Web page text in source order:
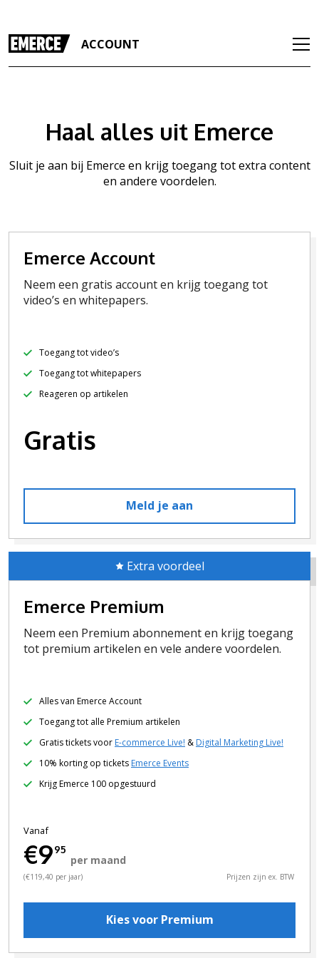
ACCOUNT
Haal alles uit Emerce
Sluit je aan bij Emerce en krijg toegang tot extra content
en andere voordelen.
Emerce Account
Neem een gratis account en krijg toegang tot
video’s en whitepapers.
Toegang tot video’s
Toegang tot whitepapers
Reageren op artikelen
Gratis
Meld je aan
Extra voordeel
Emerce Premium
Neem een Premium abonnement en krijg toegang
tot premium artikelen en vele andere voordelen.
Alles van Emerce Account
Toegang tot alle Premium artikelen
Gratis tickets voor E-commerce Live! & Digital Marketing Live!
10% korting op tickets Emerce Events
Krijg Emerce 100 opgestuurd
Vanaf
€995
per maand
(€119,40 per jaar) Prijzen zijn ex. BTW
Kies voor Premium